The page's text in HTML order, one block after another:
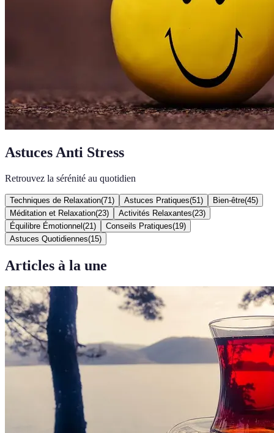
Astuces Anti Stress
Retrouvez la sérénité au quotidien
Techniques de Relaxation(71 ) Astuces Pratiques(51 ) Bien-être(45)
Méditation et Relaxation(23) Activités Relaxantes(23)
Équilibre Émotionnel (21 ) Conseils Pratiques(19)
Astuces Quotidiennes(15)
Articles à la une